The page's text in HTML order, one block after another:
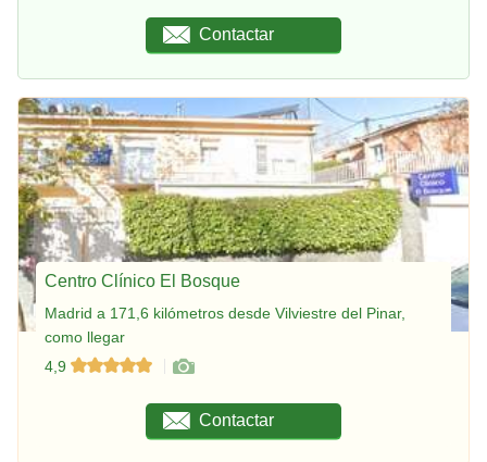
Contactar
Centro Clínico El Bosque
Madrid a 171,6 kilómetros desde Vilviestre del Pinar,
como llegar
4,9
Contactar